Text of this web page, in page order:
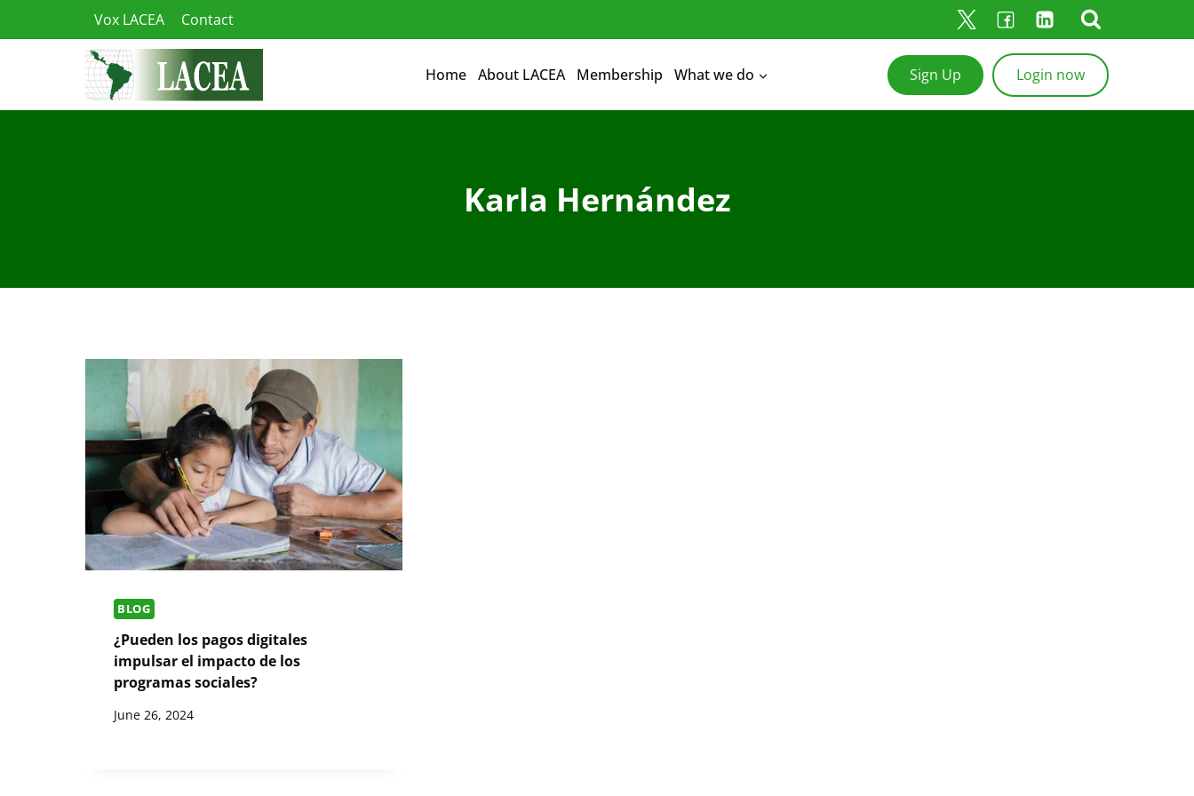
to
Vox LACEA Contact
Home About LACEA Membership What we do Sign Up Login now
Karla Hernández
BLOG
¿Pueden los pagos digitales
impulsar el impacto de los
programas sociales?
June 26, 2024